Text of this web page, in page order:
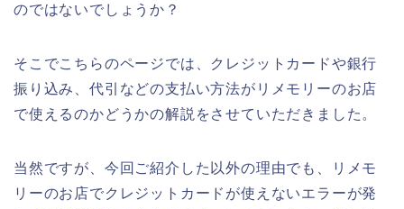
のではないでしょうか？
そこでこちらのページでは、クレジットカードや銀行
振り込み、代引などの支払い方法がリメモリーのお店
で使えるのかどうかの解説をさせていただきました。
当然ですが、今回ご紹介した以外の理由でも、リメモ
リーのお店でクレジットカードが使えないエラーが発